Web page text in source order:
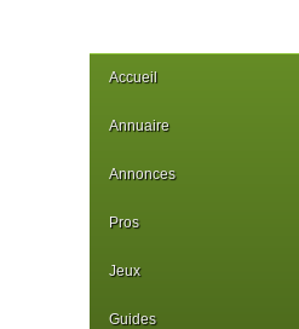
Accueil
Annuaire
Annonces
Pros
Jeux
Guides